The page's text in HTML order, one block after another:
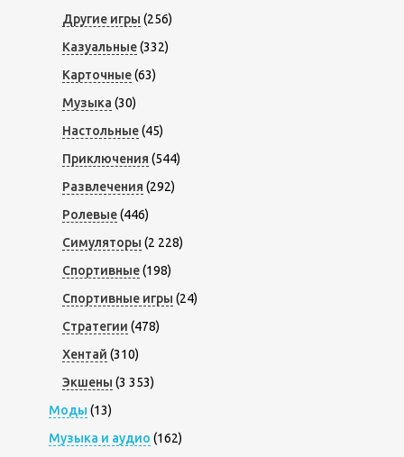
Другие игры (256)
Казуальные(332)
Карточные(63)
Музыка (30)
Настольные(45)
Приключения (544)
Развлечения (292)
Ролевые(446)
Симуляторы (2 228)
Спортивные(198)
Спортивные игры (24)
Стратегии (478)
Хентай (310)
Экшены (3 353)
Моды (13)
Музыка и аудио (162)